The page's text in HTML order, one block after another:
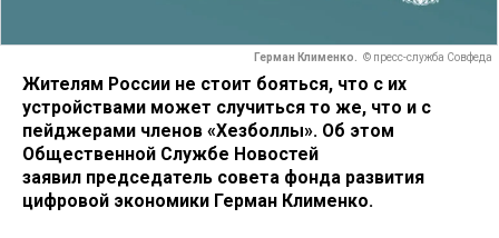
Герман Клименко. © пресс-служба Совфеда
Жителям России не стоит бояться, что с их
устройствами может случиться то же, что и с
пейджерами членов «Хезболлы». Об этом
Общественной Службе Новостей
заявил председатель совета фонда развития
цифровой экономики Герман Клименко.